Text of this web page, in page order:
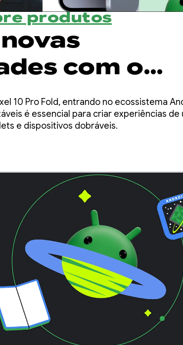
produtos
com o
10 Pro Fold, entrando no ecossistema
é essencial para criar experiências de
e dispositivos dobráveis.